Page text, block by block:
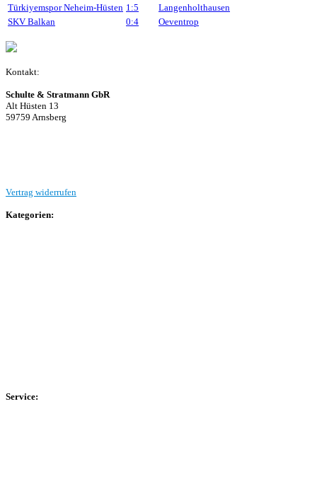
Türkiyemspor Neheim-Hüsten 1:5
Langenholthausen
SKV Balkan
0:4 Oeventrop
Kontakt:
Schulte & Stratmann GbR
Alt Hüsten 13
59759 Arnsberg
Vertrag widerrufen
Kategorien:
Service: